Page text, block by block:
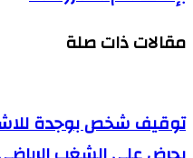
الجنوبية
الحكومة
الانتقادات
المحروقات
مقالات ذات صلة
توقيف شخص بوجدة